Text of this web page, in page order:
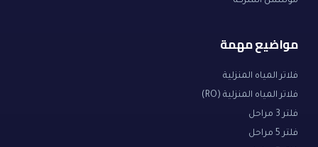
مواضيع مهمة
فلاتر المياه المنزلية
فلاتر المياه المنزلية (RO)
فلتر 3 مراحل
فلتر 5 مراحل